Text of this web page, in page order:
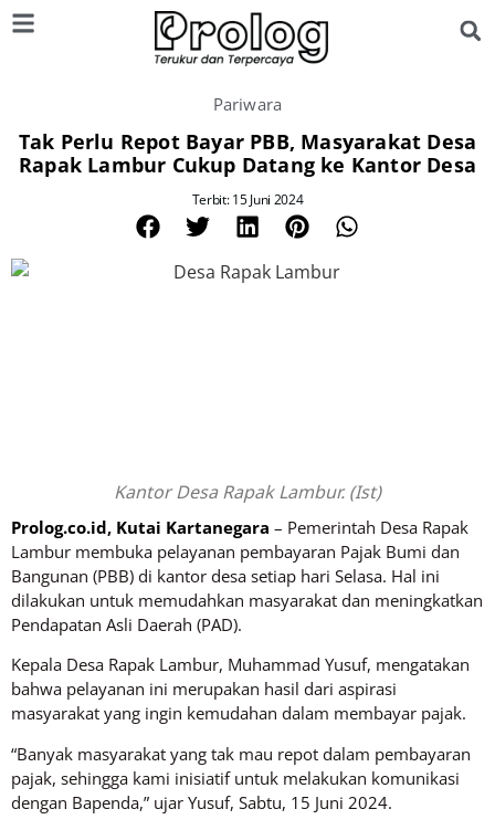
Pariwara
Tak Perlu Repot Bayar PBB, Masyarakat Desa
Rapak Lambur Cukup Datang ke Kantor Desa
Terbit: 15 Juni 2024
Kantor Desa Rapak Lambur. (Ist)
Prolog.co.id, Kutai Kartanegara – Pemerintah Desa Rapak
Lambur membuka pelayanan pembayaran Pajak Bumi dan
Bangunan (PBB) di kantor desa setiap hari Selasa. Hal ini
dilakukan untuk memudahkan masyarakat dan meningkatkan
Pendapatan Asli Daerah (PAD).
Kepala Desa Rapak Lambur, Muhammad Yusuf, mengatakan
bahwa pelayanan ini merupakan hasil dari aspirasi
masyarakat yang ingin kemudahan dalam membayar pajak.
“Banyak masyarakat yang tak mau repot dalam pembayaran
pajak, sehingga kami inisiatif untuk melakukan komunikasi
dengan Bapenda,” ujar Yusuf, Sabtu, 15 Juni 2024.